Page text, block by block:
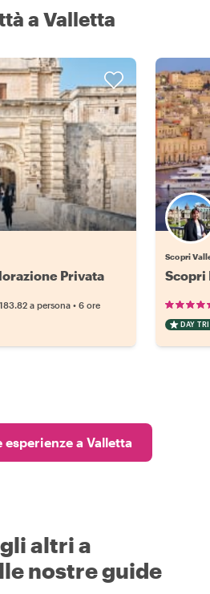
a Valletta
Privata
a persona • 6 ore
Scopri
Scopri
DAY
esperienze a Valletta
altri a
nostre guide